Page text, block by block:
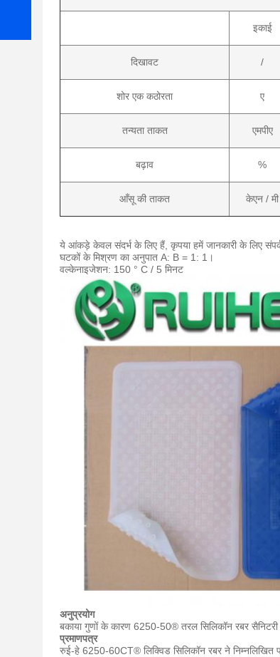
इकाई
दिखावट /
शोर एक कठोरता ए
तन्यता ताकत एमपीए
बढ़ाव %
आँसू की ताकत केएन / मी
ये आंकड़े केवल संदर्भ के लिए हैं, कृपया हमें जानकारी के लिए
घटकों के मिश्रण का अनुपात A: B = 1: 1।
वल्केनाइजेशन: 150 ° C / 5 मिनट
अनुप्रयोग
बकाया गुणों के कारण 6250-50® तरल सिलिकॉन रबर
प्रमाणपत्र
रुई-हे 6250-60CT® लिक्विड सिलिकॉन रबर ने